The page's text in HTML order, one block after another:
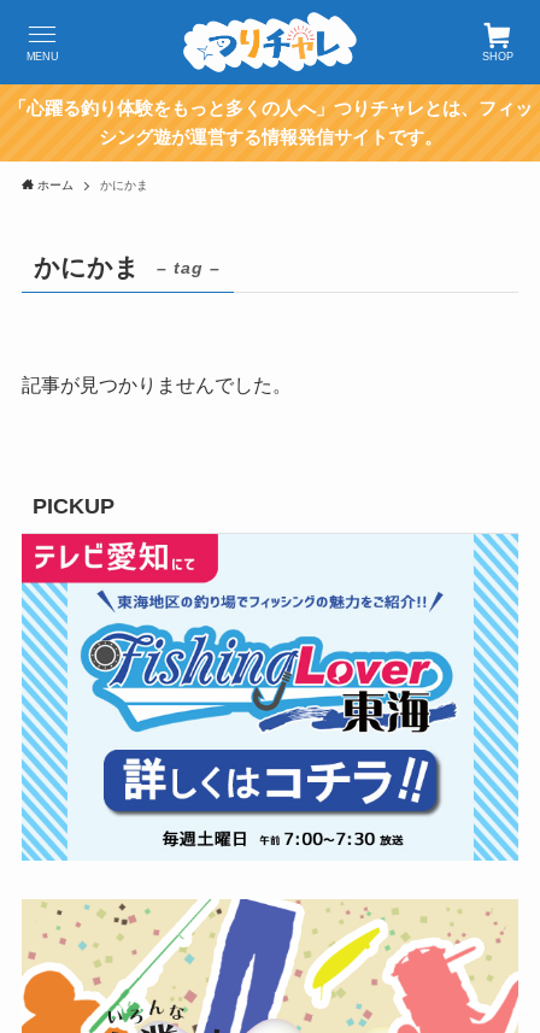
SHOP
MENU
「心躍る釣り体験をもっと多くの人へ」つりチャレとは、フィッ
シング遊が運営する情報発信サイトです。
ホーム かにかま
かにかま – tag –
記事が見つかりませんでした。
PICKUP